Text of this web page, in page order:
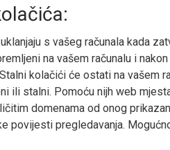
s vašeg računala kada
na vašem računalu i
kolačići će ostati na vašem
ili stalni. Pomoću nijh web
domenama od onog
povijesti pregledavanja.